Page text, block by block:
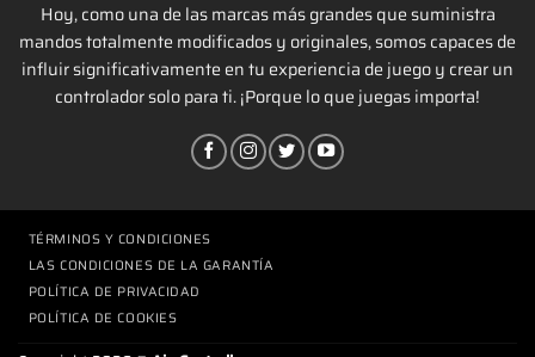
Hoy, como una de las marcas más grandes que suministra
mandos totalmente modificados y originales, somos capaces de
influir significativamente en tu experiencia de juego y crear un
controlador solo para ti. ¡Porque lo que juegas importa!
TÉRMINOS Y CONDICIONES
LAS CONDICIONES DE LA GARANTÍA
POLÍTICA DE PRIVACIDAD
POLÍTICA DE COOKIES